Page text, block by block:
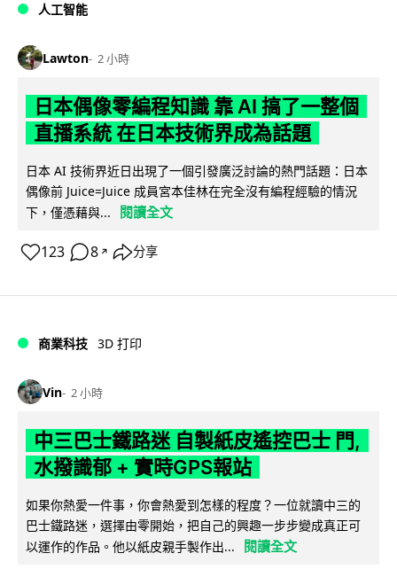
人工智能
Lawton 2 小時
日本偶像零編程知識 靠 AI 搞了一整個
直播系統 在日本技術界成為話題
日本 AI 技術界近日出現了一個引發廣泛討論的熱門話題：日本
偶像前 Juice=Juice 成員宮本佳林在完全沒有編程經驗的情況
下，僅憑藉與...
閱讀全文
123 8 ↗ 分享
商業科技 3D 打印
Vin 2 小時
中三巴士鐵路迷 自製紙皮遙控巴士 門,
水撥識郁 + 實時GPS報站
如果你熱愛一件事，你會熱愛到怎樣的程度？一位就讀中三的
巴士鐵路迷，選擇由零開始，把自己的興趣一步步變成真正可
以運作的作品。他以紙皮親手製作出...
閱讀全文